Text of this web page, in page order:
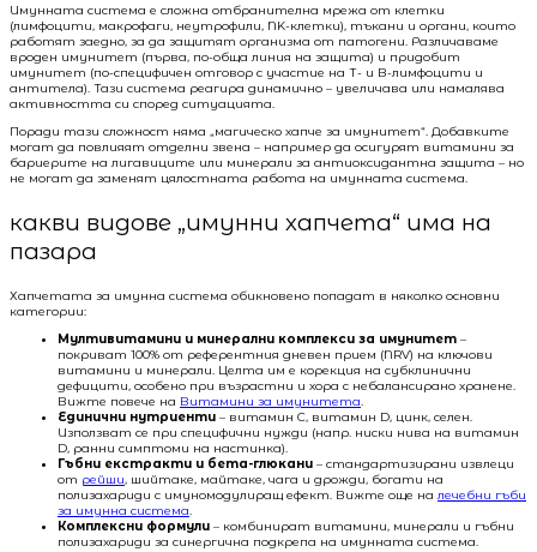
Имунната система е сложна отбранителна мрежа от клетки
(лимфоцити, макрофаги, неутрофили, NK-клетки), тъкани и органи, които
работят заедно, за да защитят организма от патогени. Различаваме
вроден имунитет (първа, по-обща линия на защита) и придобит
имунитет (по-специфичен отговор с участие на Т- и В-лимфоцити и
антитела). Тази система реагира динамично – увеличава или намалява
активността си според ситуацията.
Поради тази сложност няма „магическо хапче за имунитет“. Добавките
могат да повлияят отделни звена – например да осигурят витамини за
бариерите на лигавиците или минерали за антиоксидантна защита – но
не могат да заменят цялостната работа на имунната система.
какви видове „имунни хапчета“ има на
пазара
Хапчетата за имунна система обикновено попадат в няколко основни
категории:
Мултивитамини и минерални комплекси за имунитет –
покриват 100% от референтния дневен прием (NRV) на ключови
витамини и минерали. Целта им е корекция на субклинични
дефицити, особено при възрастни и хора с небалансирано хранене.
Вижте повече на Витамини за имунитета.
Единични нутриенти – витамин C, витамин D, цинк, селен.
Използват се при специфични нужди (напр. ниски нива на витамин
D, ранни симптоми на настинка).
Гъбни екстракти и бета-глюкани – стандартизирани извлеци
от рейши, шийтаке, майтаке, чага и дрожди, богати на
полизахариди с имуномодулиращ ефект. Вижте още налечебни гъби
за имунна система.
Комплексни формули – комбинират витамини, минерали и гъбни
полизахариди за синергична подкрепа на имунната система.